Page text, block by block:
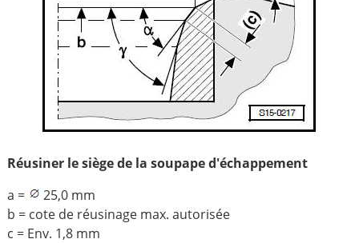
Réusiner le siège de la soupape d'échappement
a =
25,0 mm
b = cote de réusinage max. autorisée
c = Env. 1,8 mm